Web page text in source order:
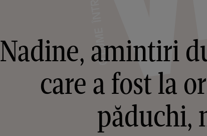
Nadine, amintiri
care a fost la
păduchi,